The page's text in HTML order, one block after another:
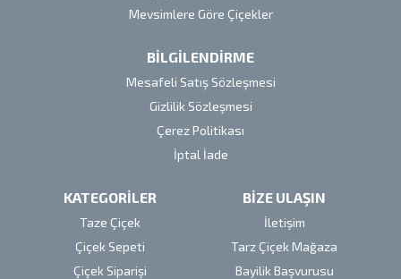
Mevsimlere Göre Çiçekler
BİLGİLENDİRME
Mesafeli Satış Sözleşmesi
Gizlilik Sözleşmesi
Çerez Politikası
İptal İade
KATEGORİLER
Taze Çiçek
Çiçek Sepeti
Çiçek Siparişi
BİZE ULAŞIN
İletişim
Tarz Çiçek Mağaza
Bayilik Başvurusu